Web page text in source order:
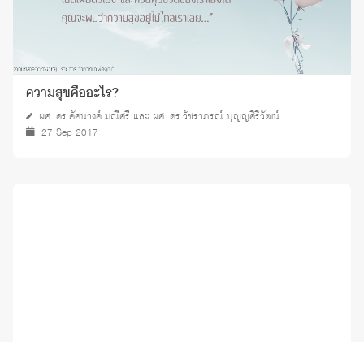
ความสุขคืออะไร?
ผศ. ดร.คัคนางค์ มณีศรี และ ผศ. ดร.วัชราภรณ์ บุญญศิริวัฒน์
27 Sep 2017